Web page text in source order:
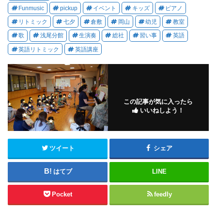
Funmusic pickup イベント キッズ ピアノ
リトミック 七夕 倉敷 岡山 幼児 教室
歌 浅尾分館 生演奏 総社 習い事 英語
英語リトミック 英語講座
この記事が気に入ったら
いいねしよう！
ツイート シェア
はてブ LINE
Pocket feedly